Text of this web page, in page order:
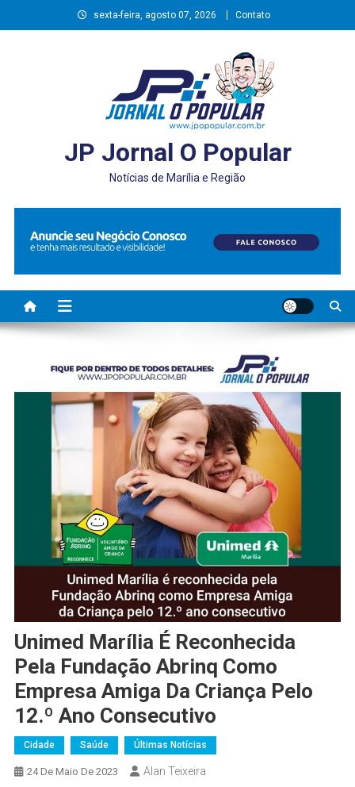
to
sexta-feira, agosto 07, 2026 Contato
JP Jornal O Popular
Notícias de Marília e Região
Unimed Marília É Reconhecida
Pela Fundação Abrinq Como
Empresa Amiga Da Criança Pelo
12.º Ano Consecutivo
Cidade Saúde Últimas Notícias
24 De Maio De 2023 Alan Teixeira